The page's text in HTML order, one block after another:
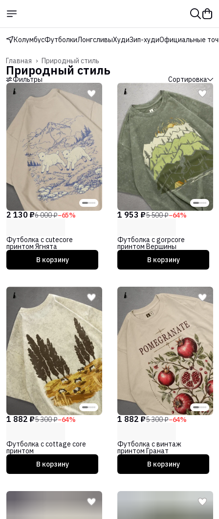
КолумбусФутболкиЛонгсливыХудиЗип-худиОфициальные
Природный стиль
Главная ›
Природный стиль
Фильтры Сортировка
2 130 ₽6 000 ₽−65%
Футболка с cutecore
принтом Ягнята
В корзину
1 953 ₽5 500 ₽−64%
Футболка с gorpcore
принтом Вершины
В корзину
1 882 ₽5 300 ₽−64%
Футболка с cottage core
принтом
В корзину
1 882 ₽5 300 ₽−64%
Футболка с винтаж
принтом Гранат
В корзину